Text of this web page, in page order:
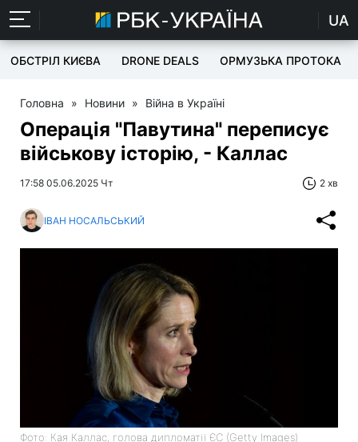
UA
ОБСТРІЛ КИЄВА DRONE DEALS ОРМУЗЬКА ПРОТОКА
Головна » Новини » Війна в Україні
Операція "Павутина" переписує
військову історію, - Каллас
17:58 05.06.2025 Чт 2 хв
ІВАН НОСАЛЬСЬКИЙ
Фото: Кая Каллас, голова дипломатії ЄС (Getty Images)